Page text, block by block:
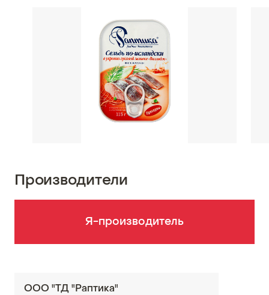
Производители
Я-производитель
ООО "ТД "Раптика"